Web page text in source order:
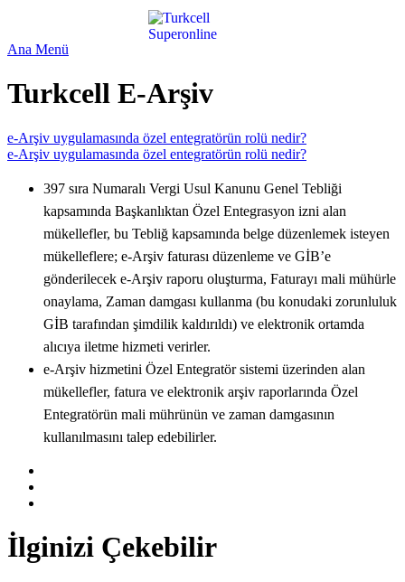
Ana Menü
Turkcell E-Arşiv
e-Arşiv uygulamasında özel entegratörün rolü nedir?
e-Arşiv uygulamasında özel entegratörün rolü nedir?
397 sıra Numaralı Vergi Usul Kanunu Genel Tebliği
kapsamında Başkanlıktan Özel Entegrasyon izni alan
mükellefler, bu Tebliğ kapsamında belge düzenlemek isteyen
mükelleflere; e-Arşiv faturası düzenleme ve GİB’e
gönderilecek e-Arşiv raporu oluşturma, Faturayı mali mühürle
onaylama, Zaman damgası kullanma (bu konudaki zorunluluk
GİB tarafından şimdilik kaldırıldı) ve elektronik ortamda
alıcıya iletme hizmeti verirler.
e-Arşiv hizmetini Özel Entegratör sistemi üzerinden alan
mükellefler, fatura ve elektronik arşiv raporlarında Özel
Entegratörün mali mührünün ve zaman damgasının
kullanılmasını talep edebilirler.
İlginizi Çekebilir